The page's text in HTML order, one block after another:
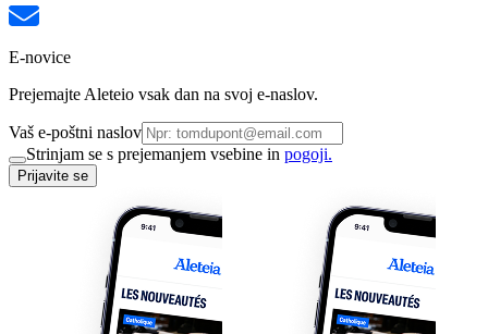
E-novice
Prejemajte Aleteio vsak dan na svoj e-naslov.
Vaš e-poštni naslov
Strinjam se s prejemanjem vsebine in pogoji.
Prijavite se